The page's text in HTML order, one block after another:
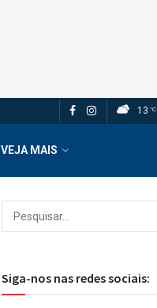
13 °C
VEJA MAIS
Siga-nos nas redes sociais: